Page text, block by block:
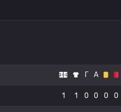
Г А
1 1 0 0 0 0